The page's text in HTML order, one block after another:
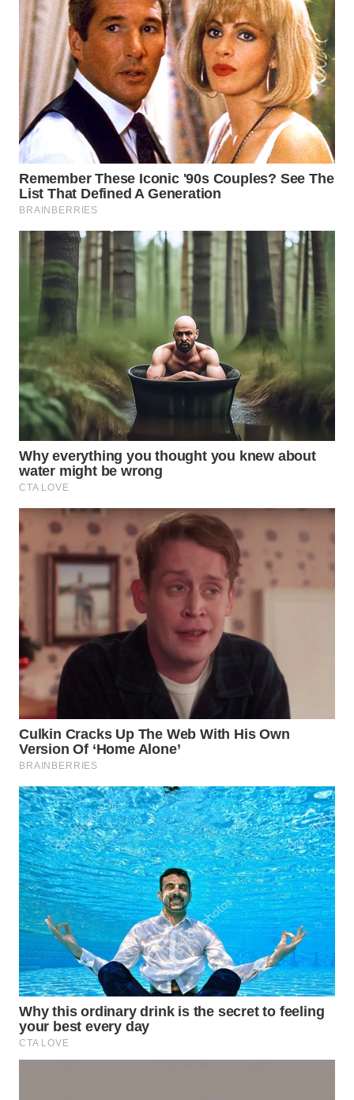
WN
BEKASI
WN
BOGOR
WN
DEPOK
WN
TAPANULI
UTARA
WN
SAMOSIR
WN
PADANG
LAWAS
WN
SUMEDANG
WN
CIANJUR
WN
KEPULAUAN
SERIBU
WN
TANGERANG
WN
BINJAI
WN
CIREBON
WN
WN
KUNINGAN
WN
MAJALENGKA
WN
SUBANG
WN
SUKABUMI